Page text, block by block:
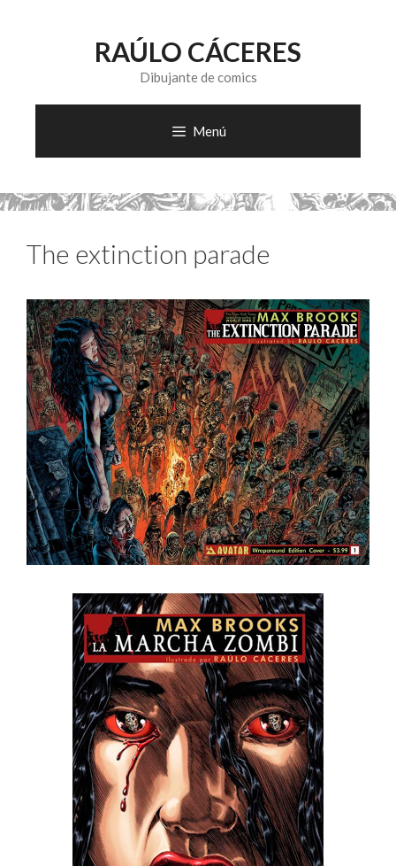
RAÚLO CÁCERES
Dibujante de comics
Menú
The extinction parade